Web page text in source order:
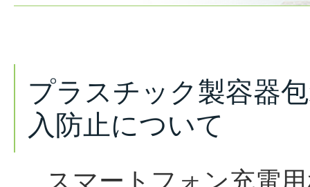
プラスチック製容器
入防止について
スマートフォン充電